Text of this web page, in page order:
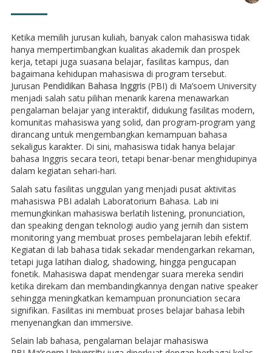
Ketika memilih jurusan kuliah, banyak calon mahasiswa tidak
hanya mempertimbangkan kualitas akademik dan prospek
kerja, tetapi juga suasana belajar, fasilitas kampus, dan
bagaimana kehidupan mahasiswa di program tersebut.
Jurusan Pendidikan Bahasa Inggris(PBI) di Ma’soem University
menjadi salah satu pilihan menarik karena menawarkan
pengalaman belajar yang interaktif, didukung fasilitas modern,
komunitas mahasiswa yang solid, dan program-program yang
dirancang untuk mengembangkan kemampuan bahasa
sekaligus karakter. Di sini, mahasiswa tidak hanya belajar
bahasa Inggris secara teori, tetapi benar-benar menghidupinya
dalam kegiatan sehari-hari.
Salah satu fasilitas unggulan yang menjadi pusat aktivitas
mahasiswa PBI adalah Laboratorium Bahasa. Lab ini
memungkinkan mahasiswa berlatih listening, pronunciation,
dan speaking dengan teknologi audio yang jernih dan sistem
monitoring yang membuat proses pembelajaran lebih efektif.
Kegiatan di lab bahasa tidak sekadar mendengarkan rekaman,
tetapi juga latihan dialog, shadowing, hingga pengucapan
fonetik. Mahasiswa dapat mendengar suara mereka sendiri
ketika direkam dan membandingkannya dengan native speaker
sehingga meningkatkan kemampuan pronunciation secara
signifikan. Fasilitas ini membuat proses belajar bahasa lebih
menyenangkan dan immersive.
Selain lab bahasa, pengalaman belajar mahasiswa